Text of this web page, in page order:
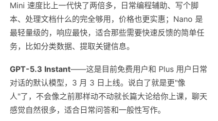
Mini 速度比上一代快了两倍多，日常编程辅助、写个脚
本、处理文档什么的完全够用，价格也更实惠；Nano 是
最轻量级的，响应最快，适合那些需要快速反馈的简单任
务，比如分类数据、提取关键信息。
GPT-5.3 Instant——这是目前免费用户和 Plus 用户日常
对话的默认模型，3 月 3 日上线。说白了就是更"像
人"了，不会像之前那样动不动就长篇大论给你上课，聊天
感觉自然很多，适合日常问答和一般性写作。